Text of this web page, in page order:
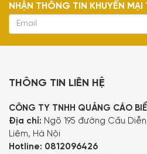
NHẬN THÔNG TIN KHUYẾN MẠI
THÔNG TIN LIÊN HỆ
CÔNG TY TNHH QUẢNG CÁO
Địa chỉ: Ngõ 195 đường Cầu
Liêm, Hà Nội
Hotline: 0812096426